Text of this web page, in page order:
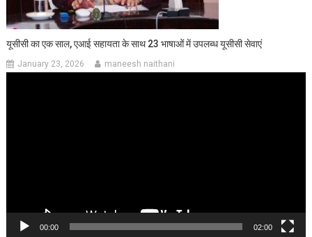
यूसीसी का एक साल, एआई सहायता के साथ 23 भाषाओं में उपलब्ध यूसीसी सेवाएं
January 23, 2026 maneesh naithani
00:00 02:00